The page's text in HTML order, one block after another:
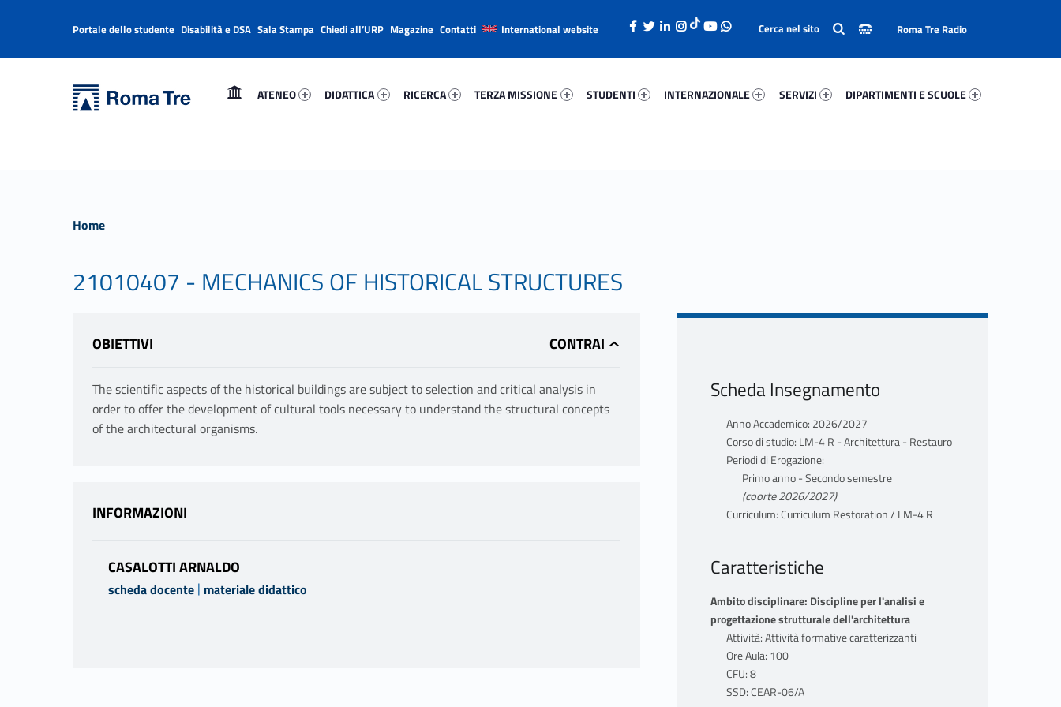
Università Roma Tre
ATENEO
DIDATTICA
RICERCA
TERZA MISSIONE
STUDENTI
INTERNAZIONALE
SERVIZI
DIPARTIMENTI E SCUOLE
Header info sidebar
Portale dello studente Disabilità e DSA Sala Stampa Chiedi all’URP Magazine Contatti International website Roma Tre Radio
Home
21010407 - MECHANICS OF HISTORICAL STRUCTURES
OBIETTIVI
The scientific aspects of the historical buildings are subject to selection and critical analysis in
order to offer the development of cultural tools necessary to understand the structural concepts
of the architectural organisms.
INFORMAZIONI
CASALOTTI ARNALDO
scheda docente | materiale didattico
Scheda Insegnamento
Anno Accademico: 2026/2027
Corso di studio: LM-4 R - Architettura - Restauro
Periodi di Erogazione:
Primo anno - Secondo semestre
(coorte 2026/2027)
Curriculum: Curriculum Restoration / LM-4 R
Caratteristiche
Ambito disciplinare: Discipline per l'analisi e
progettazione strutturale dell'architettura
Attività: Attività formative caratterizzanti
Ore Aula: 100
CFU: 8
SSD: CEAR-06/A